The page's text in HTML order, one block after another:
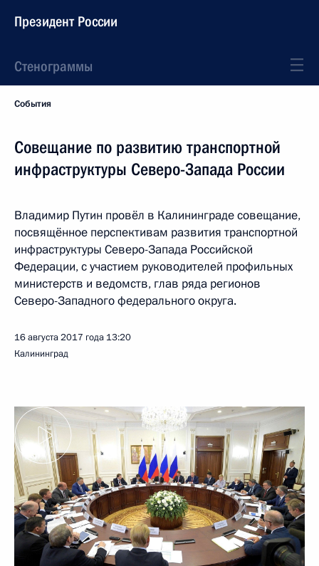
Президент России
Стенограммы
События
Совещание по развитию транспортной
инфраструктуры Северо-Запада России
Владимир Путин провёл в Калининграде совещание,
посвящённое перспективам развития транспортной
инфраструктуры Северо-Запада Российской
Федерации, с участием руководителей профильных
министерств и ведомств, глав ряда регионов
Северо-Западного федерального округа.
16 августа 2017 года 13:20
Калининград